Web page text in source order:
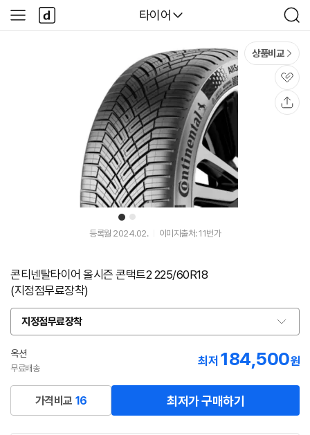
다나와
타이어
검
색
사
이
다
나
와
1 2
튜
상
튜
상
튜
상
상품비교
관
심
등록월 2024.02. 이미지출처: 11번가
콘티넨탈타이어 올시즌 콘택트2 225/60R18
(지정점무료장착)
지정점무료장착
옵
션
선
택
옥션
무료배송
최저 184,500원
가격비교 16 최저가 구매하기